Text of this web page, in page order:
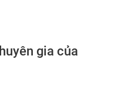
gia của